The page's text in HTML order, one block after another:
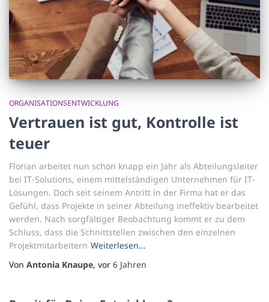
ORGANISATIONSENTWICKLUNG
Vertrauen ist gut, Kontrolle ist
teuer
Florian arbeitet nun schon knapp ein Jahr als Abteilungsleiter
bei IT-Solutions, einem mittelständigen Unternehmen für IT-
Lösungen. Doch seit seinem Antritt in der Firma hat er das
Gefühl, dass Projekte in seiner Abteilung ineffektiv bearbeitet
werden. Nach sorgfältiger Beobachtung kommt er zu dem
Schluss, dass die Schnittstellen zwischen den einzelnen
Projektmitarbeitern Weiterlesen…
Von Antonia Knaupe, vor 6 Jahren